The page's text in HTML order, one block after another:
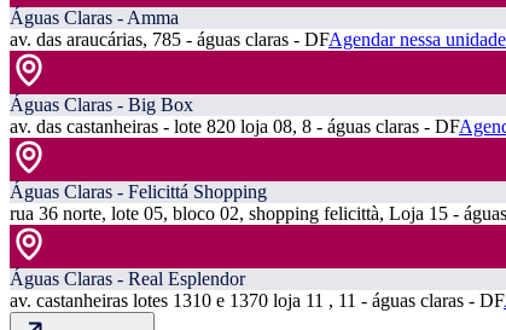
Águas Claras - Amma
av. das araucárias, 785 - águas claras - DFAgendar nessa unidade
Águas Claras - Big Box
av. das castanheiras - lote 820 loja 08, 8 - águas claras - DF
Águas Claras - Felicittá Shopping
rua 36 norte, lote 05, bloco 02, shopping felicittà, Loja 15 -
Águas Claras - Real Esplendor
av. castanheiras lotes 1310 e 1370 loja 11 , 11 - águas claras - DF